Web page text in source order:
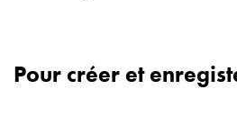
Pour créer et